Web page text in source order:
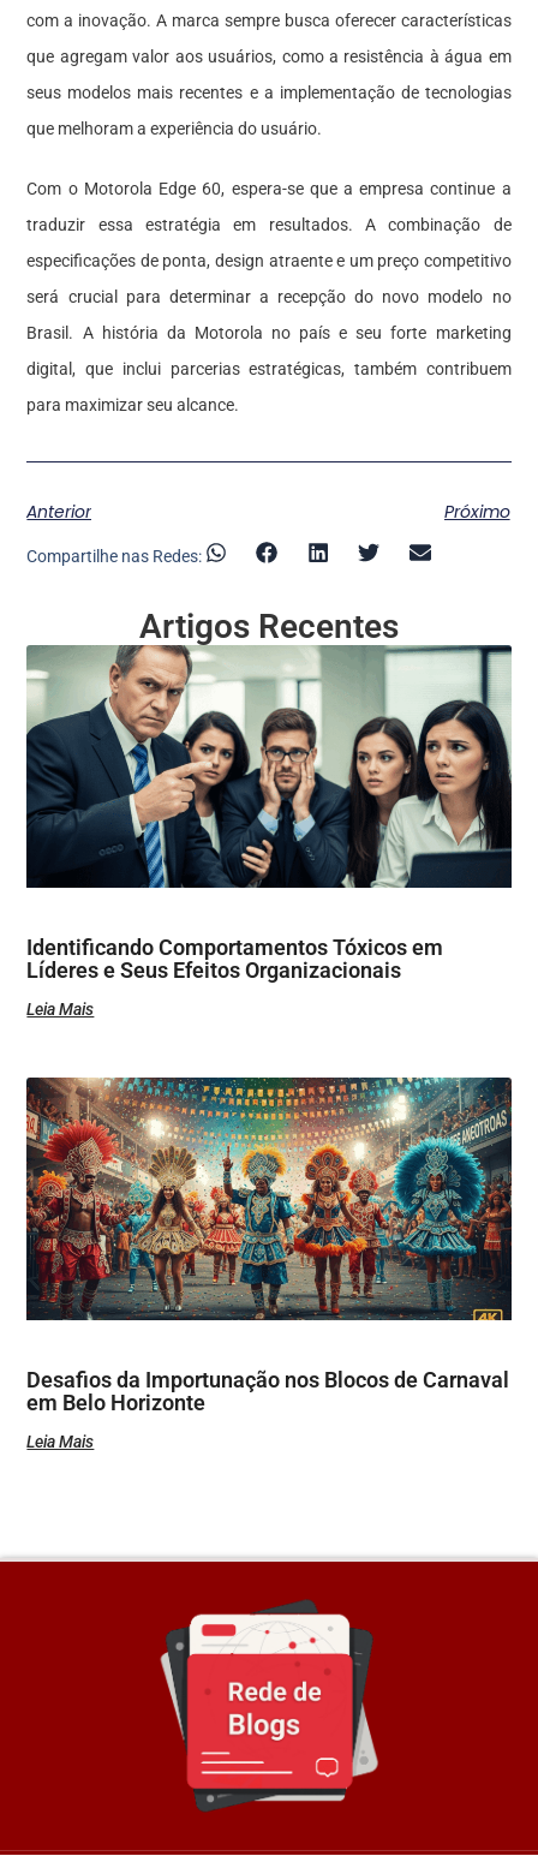
com a inovação. A marca sempre busca oferecer características
que agregam valor aos usuários, como a resistência à água em
seus modelos mais recentes e a implementação de tecnologias
que melhoram a experiência do usuário.
Com o Motorola Edge 60, espera-se que a empresa continue a
traduzir essa estratégia em resultados. A combinação de
especificações de ponta, design atraente e um preço competitivo
será crucial para determinar a recepção do novo modelo no
Brasil. A história da Motorola no país e seu forte marketing
digital, que inclui parcerias estratégicas, também contribuem
para maximizar seu alcance.
Anterior Próximo
Compartilhe nas Redes:
Artigos Recentes
Identificando Comportamentos Tóxicos em
Líderes e Seus Efeitos Organizacionais
Leia Mais
Desafios da Importunação nos Blocos de Carnaval
em Belo Horizonte
Leia Mais